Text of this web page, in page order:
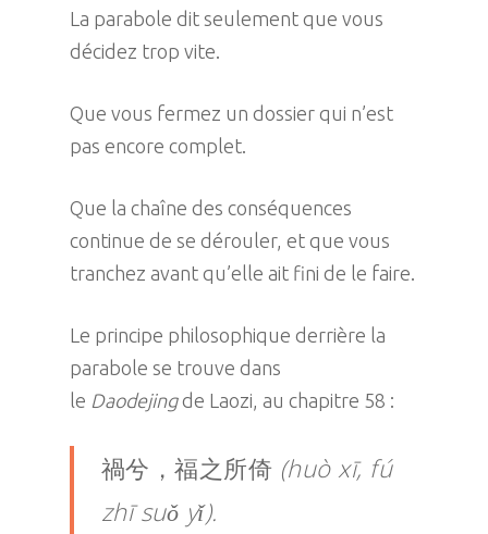
La parabole dit seulement que vous
décidez trop vite.
Que vous fermez un dossier qui n’est
pas encore complet.
Que la chaîne des conséquences
continue de se dérouler, et que vous
tranchez avant qu’elle ait fini de le faire.
Le principe philosophique derrière la
parabole se trouve dans
le Daodejingde Laozi, au chapitre 58 :
禍兮，福之所倚 (huò xī, fú
zhī suǒ yǐ).